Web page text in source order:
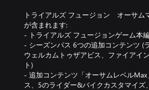
トライアルズ フュージョン オーサム
が含まれます:
- トライアルズ フュージョンゲーム本
- シーズンパス 6つの追加コンテンツ (
ウェルカムトゥザアビス、ファイアイ
ト)
- 追加コンテンツ「オーサムレベル
ス、5のライダー&バイクカスタマイズ